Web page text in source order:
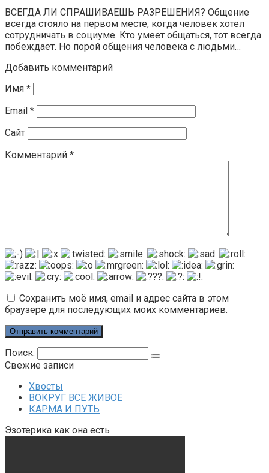
ВСЕГДА ЛИ СПРАШИВАЕШЬ РАЗРЕШЕНИЯ? Общение
всегда стояло на первом месте, когда человек хотел
сотрудничать в социуме. Кто умеет общаться, тот всегда
побеждает. Но порой общения человека с людьми…
Добавить комментарий
Имя *
Email *
Сайт
Комментарий *
Сохранить моё имя, email и адрес сайта в этом
браузере для последующих моих комментариев.
Поиск:
Свежие записи
Хвосты
ВОКРУГ ВСЕ ЖИВОЕ
КАРМА И ПУТЬ
Эзотерика как она есть